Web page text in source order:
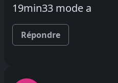
19min33 mode a
Répondre